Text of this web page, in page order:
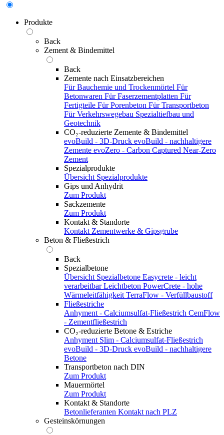
Produkte
Back
Zement & Bindemittel
Back
Zemente nach Einsatzbereichen
Für Bauchemie und Trockenmörtel Für
Betonwaren Für Faserzementplatten Für
Fertigteile Für Porenbeton Für Transportbeton
Für Verkehrswegebau Spezialtiefbau und
Geotechnik
CO₂-reduzierte Zemente & Bindemittel
evoBuild - 3D-Druck evoBuild - nachhaltigere
Zemente evoZero - Carbon Captured Near-Zero
Zement
Spezialprodukte
Übersicht Spezialprodukte
Gips und Anhydrit
Zum Produkt
Sackzemente
Zum Produkt
Kontakt & Standorte
Kontakt Zementwerke & Gipsgrube
Beton & Fließestrich
Back
Spezialbetone
Übersicht Spezialbetone Easycrete - leicht
verarbeitbar Leichtbeton PowerCrete - hohe
Wärmeleitfähigkeit TerraFlow - Verfüllbaustoff
Fließestriche
Anhyment - Calciumsulfat-Fließestrich CemFlow
- Zementfließestrich
CO₂-reduzierte Betone & Estriche
Anhyment Slim - Calciumsulfat-Fließestrich
evoBuild - 3D-Druck evoBuild - nachhaltigere
Betone
Transportbeton nach DIN
Zum Produkt
Mauermörtel
Zum Produkt
Kontakt & Standorte
Betonlieferanten Kontakt nach PLZ
Gesteinskörnungen